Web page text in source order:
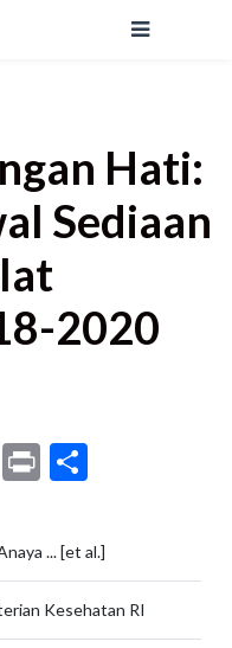
Hati:
Sediaan
2020
Email
Print
... [et al.]
Kesehatan RI